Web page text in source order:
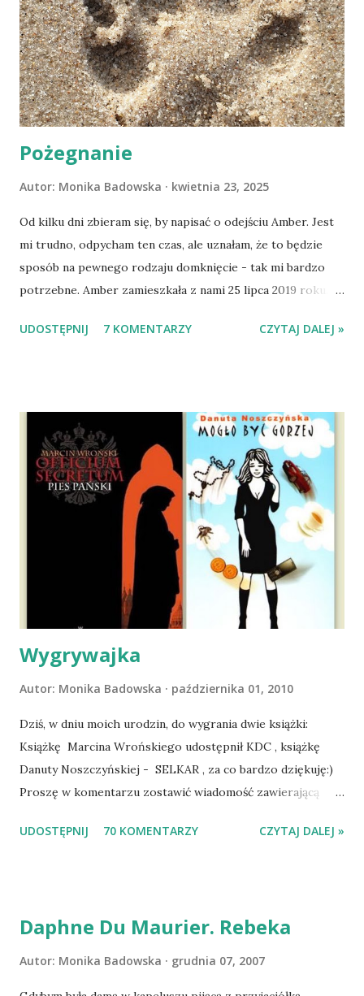
Pożegnanie
Autor: Monika Badowska kwietnia 23, 2025
Od kilku dni zbieram się, by napisać o odejściu Amber. Jest
mi trudno, odpycham ten czas, ale uznałam, że to będzie
sposób na pewnego rodzaju domknięcie - tak mi bardzo
potrzebne. Amber zamieszkała z nami 25 lipca 2019 roku.
Mazowieckim, pojechaliśmy na wizytę zapoznawczą, a kilka
wspólnego życia przeczytacie TUTAJ i TUTAJ . Gdy już
nieco okrzepliśmy w codzienności z psem, a Amber - z
ludźmi i kotami, pojawił się pomysł na wspólny jesienny
wyjazd w Beskid Niski. Zanim to jednak się stało psica miała
atak padaczki, co spowodowało, że wyjazd odwołaliśmy,
wdrożyliśmy leczenie i od nowa zaczęliśmy oswajać z nami i
wspólnym życiem zdezorientowanego chorobą psa. Udało
się ustabilizować zawirowania zdrowotne i wówczas
zaczęliśmy się cieszyć sobą wzajemnie już na 100%.
Dopier...
UDOSTĘPNIJ 7 KOMENTARZY CZYTAJ DALEJ »
Wygrywajka
Autor: Monika Badowska października 01, 2010
Dziś, w dniu moich urodzin, do wygrania dwie książki:
Książkę Marcina Wrońskiego udostępnił KDC , książkę
Danuty Noszczyńskiej - SELKAR , za co bardzo dziękuję:)
Proszę w komentarzu zostawić wiadomość zawierającą
Losowanie odbędzie się w niedzielę o 8:00. Zapraszam
UDOSTĘPNIJ 70 KOMENTARZY CZYTAJ DALEJ »
Daphne Du Maurier. Rebeka
Autor: Monika Badowska grudnia 07, 2007